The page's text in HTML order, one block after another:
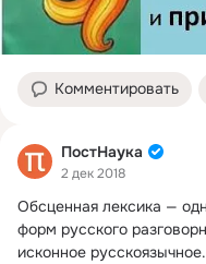
Комментировать
ПостНаука
2 дек 2018
Обсценная лексика —
форм русского
исконное